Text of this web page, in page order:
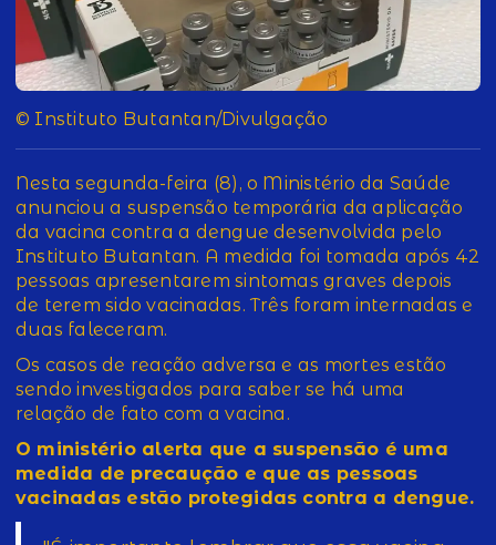
© Instituto Butantan/Divulgação
Nesta segunda-feira (8), o Ministério da Saúde
anunciou a suspensão temporária da aplicação
da vacina contra a dengue desenvolvida pelo
Instituto Butantan. A medida foi tomada após 42
pessoas apresentarem sintomas graves depois
de terem sido vacinadas. Três foram internadas e
duas faleceram.
Os casos de reação adversa e as mortes estão
sendo investigados para saber se há uma
relação de fato com a vacina.
O ministério alerta que a suspensão é uma
medida de precaução e que as pessoas
vacinadas estão protegidas contra a dengue.